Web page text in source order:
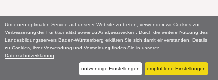
Um einen optimalen Service auf unserer Website zu bieten, verwenden wir Cookies zur
Verbesserung der Funktionalität sowie zu Analysezwecken. Durch die weitere Nutzung des
Landesbildungsservers Baden-Württemberg erklären Sie sich damit einverstanden. Details
zu Cookies, ihrer Verwendung und Vermeidung finden Sie in unserer
Datenschutzerklärung
notwendige Einstellungen empfohlene Einstellungen